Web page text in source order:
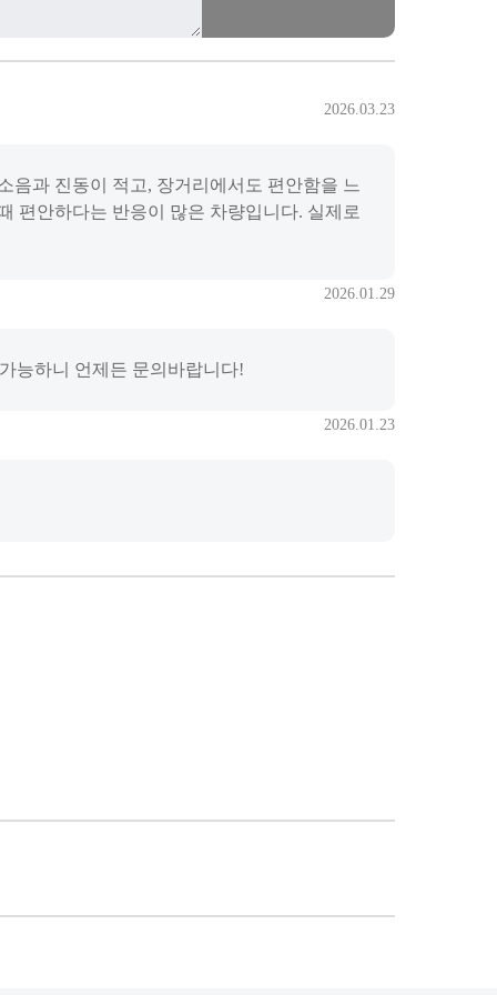
2026.03.23
음과 진동이 적고, 장거리에서도 편안함을 느
편안하다는 반응이 많은 차량입니다. 실제로
2026.01.29
능하니 언제든 문의바랍니다!
2026.01.23